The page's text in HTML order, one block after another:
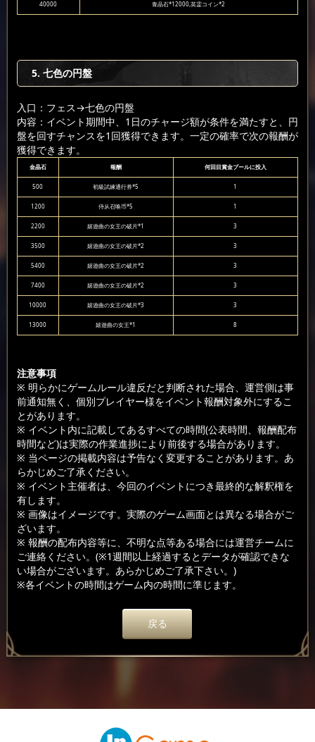
40000 青晶石*12000,英霊コイン*2
5. 七色の円盤
入口：フェス→七色の円盤
内容：イベント期間中、1日のチャージ額が条件を満たすと、円
盤を回すチャンスを1回獲得できます。一定の確率で次の報酬が
獲得できます。
金晶石 報酬 何回目賞金プールに投入
500 初級試練通行券*5 1
1200 侍从召唤币*5 1
2200 嬉遊曲の女王の破片*1 3
3500 嬉遊曲の女王の破片*2 3
5400 嬉遊曲の女王の破片*2 3
7400 嬉遊曲の女王の破片*2 3
10000 嬉遊曲の女王の破片*3 3
13000 嬉遊曲の女王*1 8
注意事項
※ 明らかにゲームルール違反だと判断された場合、運営側は事
前通知無く、個別プレイヤー様をイベント報酬対象外にするこ
とがあります。
※ イベント内に記載してあるすべての時間(公表時間、報酬配布
時間など)は実際の作業進捗により前後する場合があります。
※ 当ページの掲載内容は予告なく変更することがあります。あ
らかじめご了承ください。
※ イベント主催者は、今回のイベントにつき最終的な解釈権を
有します。
※ 画像はイメージです。実際のゲーム画面とは異なる場合がご
ざいます。
※ 報酬の配布内容等に、不明な点等ある場合には運営チームに
ご連絡ください。(※1週間以上経過するとデータが確認できな
い場合がございます。あらかじめご了承下さい。)
※各イベントの時間はゲーム内の時間に準じます。
戻る